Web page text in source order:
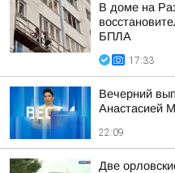
В доме на
БПЛА
17:33
Вечерний
Анастасией
22:09
Две